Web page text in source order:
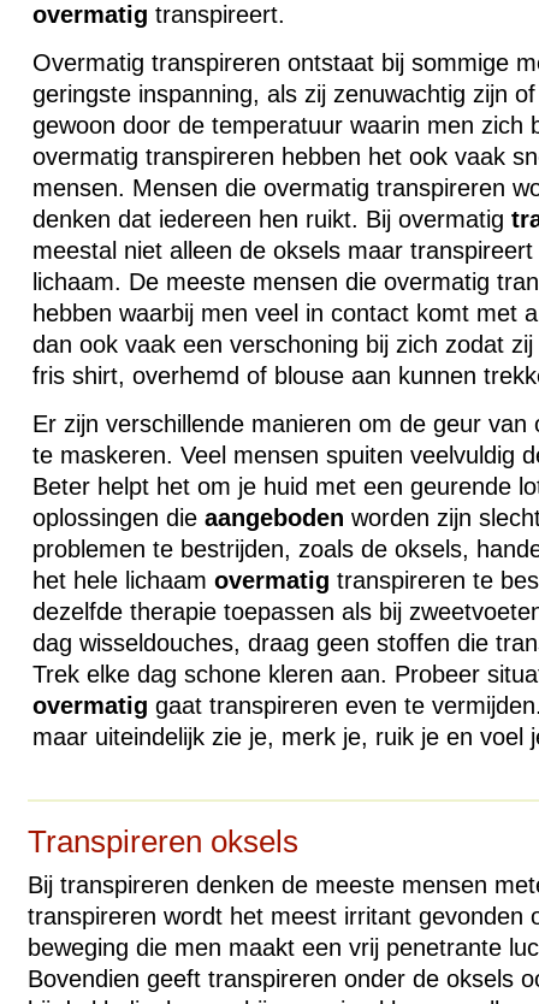
overmatig transpireert.
Overmatig transpireren ontstaat bij sommige
geringste inspanning, als zij zenuwachtig zijn
gewoon door de temperatuur waarin men zich
overmatig transpireren hebben het ook vaak
mensen. Mensen die overmatig transpireren
denken dat iedereen hen ruikt. Bij overmatig
meestal niet alleen de oksels maar
lichaam. De meeste mensen die overmatig
hebben waarbij men veel in contact komt met
dan ook vaak een verschoning bij zich zodat
fris shirt, overhemd of blouse aan kunnen
Er zijn verschillende manieren om de geur van
te maskeren. Veel mensen spuiten veelvuldig
Beter helpt het om je huid met een geurende
oplossingen die aangeboden worden zijn
problemen te bestrijden, zoals de oksels,
het hele lichaam overmatig transpireren te
dezelfde therapie toepassen als bij
dag wisseldouches, draag geen stoffen die
Trek elke dag schone kleren aan. Probeer
overmatig gaat transpireren even te
maar uiteindelijk zie je, merk je, ruik je en voel
Transpireren oksels
Bij transpireren denken de meeste mensen
transpireren wordt het meest irritant gevonden
beweging die men maakt een vrij penetrante
Bovendien geeft transpireren onder de oksels